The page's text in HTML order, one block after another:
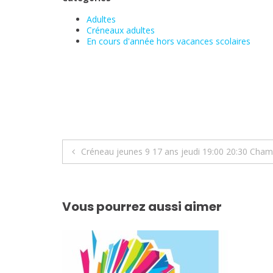
Adultes
Créneaux adultes
En cours d'année hors vacances scolaires
Navigation
l’article
Créneau jeunes 9 17 ans jeudi 19:00 20:30
Vous pourrez aussi aimer